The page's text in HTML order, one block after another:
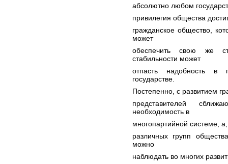
абсолютно любом
привилегия общества
гражданское общество,
может
обеспечить свою же
стабильности может
отпасть надобность в
государстве.
Постепенно, с развитием
представителей
необходимость в
многопартийной системе,
различных групп
можно
наблюдать во многих